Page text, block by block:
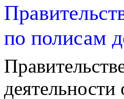
по полисам